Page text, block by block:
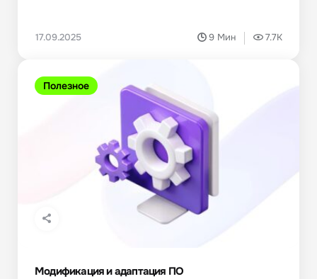
17.09.2025 9 Мин 7.7K
Полезное
Модификация и адаптация ПО